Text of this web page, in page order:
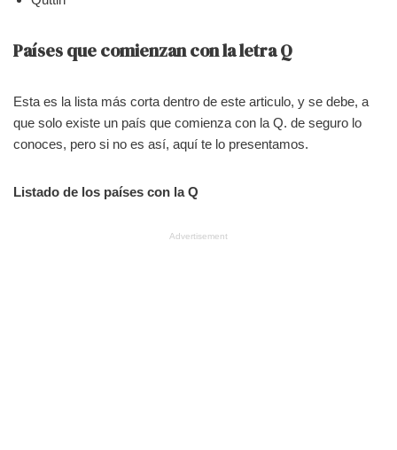
Países que comienzan con la letra Q
Esta es la lista más corta dentro de este articulo, y se debe, a
que solo existe un país que comienza con la Q. de seguro lo
conoces, pero si no es así, aquí te lo presentamos.
Listado de los países con la Q
Advertisement